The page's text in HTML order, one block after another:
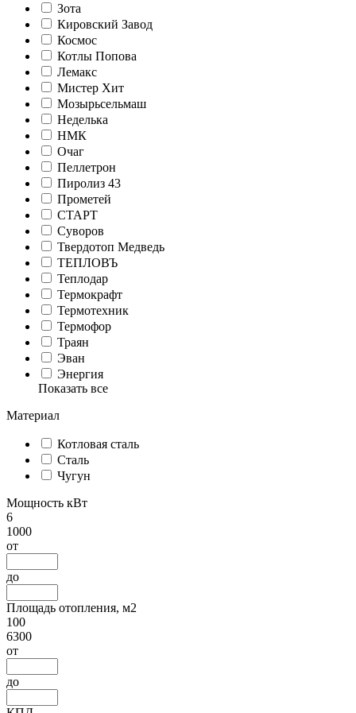
Зота
Кировский Завод
Космос
Котлы Попова
Лемакс
Мистер Хит
Мозырьсельмаш
Неделька
НМК
Очаг
Пеллетрон
Пиролиз 43
Прометей
СТАРТ
Суворов
Твердотоп Медведь
ТЕПЛОВЪ
Теплодар
Термокрафт
Термотехник
Термофор
Траян
Эван
Энергия
Показать все
Материал
Котловая сталь
Сталь
Чугун
Мощность кВт
6
1000
от
до
Площадь отопления, м2
100
6300
от
до